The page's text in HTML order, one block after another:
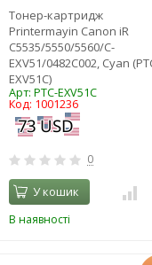
Тонер-картридж
Printermayin Canon iR
C5535/5550/5560/C-
EXV51/0482C002, Cyan
EXV51C)
Арт: PTC-EXV51C
Код: 1001236
0
У кошик
В наявності